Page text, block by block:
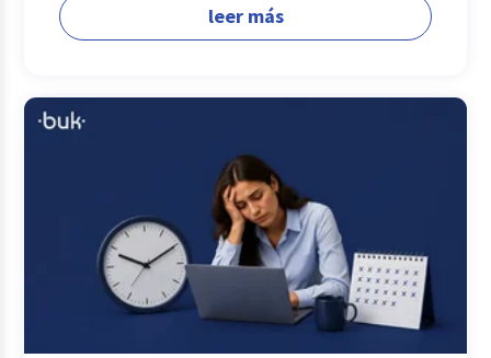
leer más